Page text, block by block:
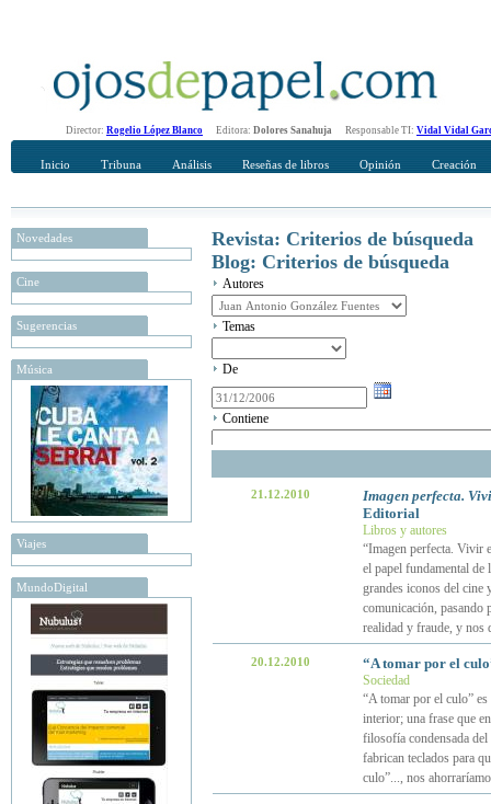
Director: Rogelio López Blanco Editora: Dolores Sanahuja Responsable TI: Vidal Vidal
Inicio Tribuna Análisis Reseñas de libros Opinión Creación
Novedades
Cine
Sugerencias
Música
Viajes
MundoDigital
Revista: Criterios de búsqueda
Blog: Criterios de búsqueda
Autores
Temas
De
Contiene
21.12.2010
Imagen perfecta.
Editorial
Libros y autores
“Imagen perfecta. Vivir
el papel fundamental de
grandes iconos del cine
comunicación, pasando
realidad y fraude, y nos
20.12.2010 “A tomar por el
Sociedad
“A tomar por el culo”
interior; una frase que
filosofía condensada
fabrican teclados para
culo”..., nos